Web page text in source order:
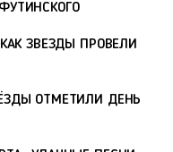
ЗВЕЗДЫ ПРОВЕЛИ
ОТМЕТИЛИ ДЕНЬ